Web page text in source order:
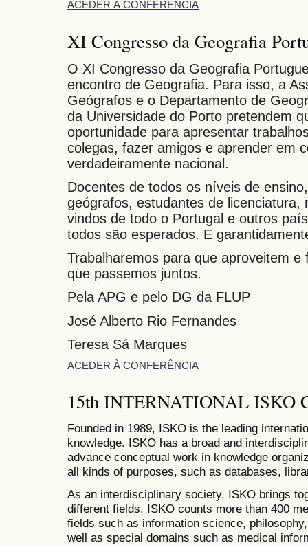
ACEDER À CONFERÊNCIA
XI Congresso da Geografia
O XI Congresso da Geografia
encontro de Geografia. Para isso, a
Geógrafos e o Departamento de
da Universidade do Porto pretendem
oportunidade para apresentar
colegas, fazer amigos e aprender em
verdadeiramente nacional.
Docentes de todos os níveis de
geógrafos, estudantes de licenciatura,
vindos de todo o Portugal e outros
todos são esperados. E
Trabalharemos para que aproveitem
que passemos juntos.
Pela APG e pelo DG da FLUP
José Alberto Rio Fernandes
Teresa Sá Marques
ACEDER À CONFERÊNCIA
15th INTERNATIONAL ISKO
Founded in 1989, ISKO is the leading
knowledge. ISKO has a broad and
advance conceptual work in knowledge
all kinds of purposes, such as databases,
As an interdisciplinary society, ISKO brings
different fields. ISKO counts more than 400
fields such as information science,
well as special domains such as medical